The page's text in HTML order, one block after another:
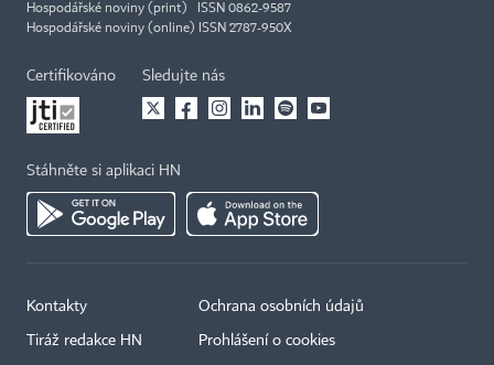
Hospodářské noviny (print) ISSN 0862-9587
Hospodářské noviny (online) ISSN 2787-950X
Certifikováno Sledujte nás
Stáhněte si aplikaci HN
Kontakty
Tiráž redakce HN
Ochrana osobních údajů
Prohlášení o cookies